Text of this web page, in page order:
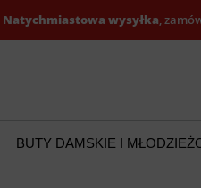
Natychmiastowa wysyłka,
BUTY DAMSKIE I